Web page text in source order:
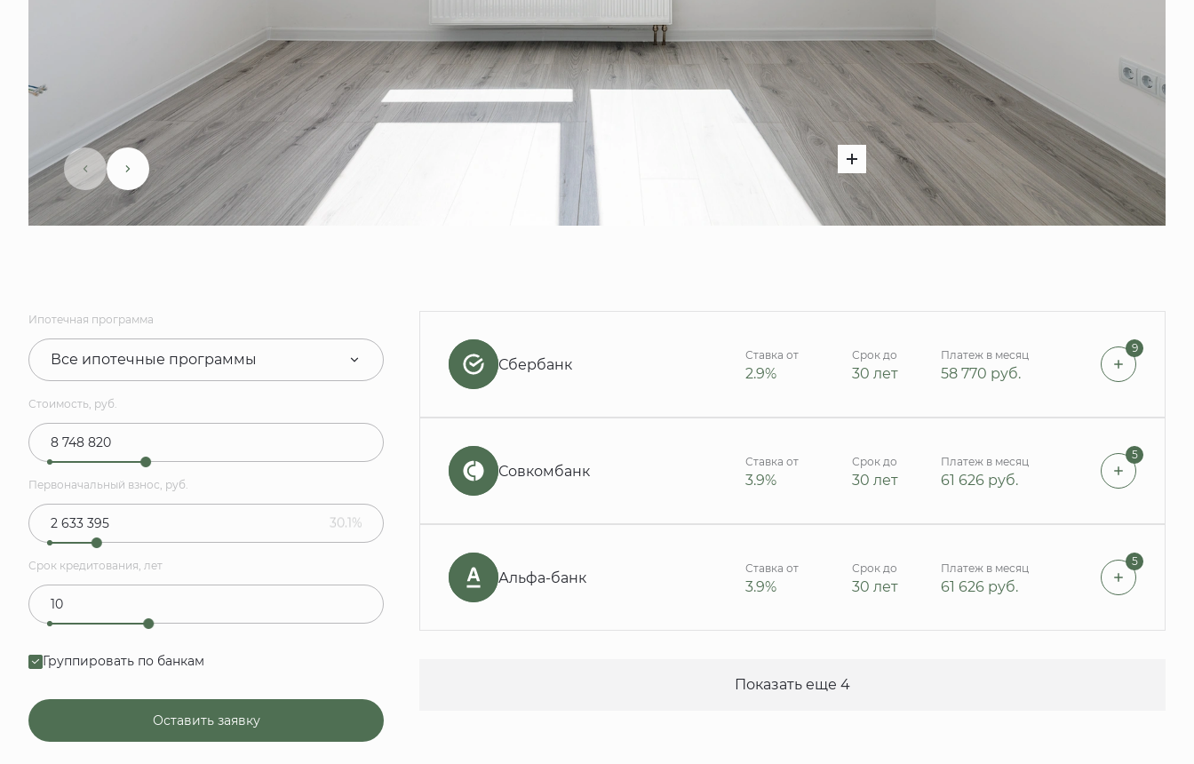
Ипотечная программа
Все ипотечные программы
Стоимость, руб.
Первоначальный взнос, руб.
30.1%
Срок кредитования, лет
Группировать по банкам
Оставить заявку
Сбербанк
Ставка от
2.9%
Срок до
30 лет
Платеж в месяц
58 770 руб.
9
Совкомбанк
Ставка от
3.9%
Срок до
30 лет
Платеж в месяц
61 626 руб.
5
Альфа-банк
Ставка от
3.9%
Срок до
30 лет
Платеж в месяц
61 626 руб.
5
Показать еще 4